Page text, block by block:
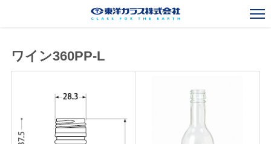
一般びんカタログ
ガラスびん事業
新規事業 New Business
ワイン360PP-L